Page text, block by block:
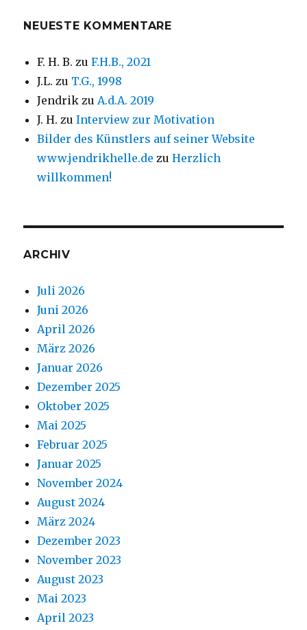
NEUESTE KOMMENTARE
F. H. B. zuF.H.B., 2021
J.L. zu T.G., 1998
Jendrik zu A.d.A. 2019
J. H. zuInterview zur Motivation
Bilder des Künstlers auf seiner Website
www.jendrikhelle.de zuHerzlich
willkommen!
ARCHIV
Juli 2026
Juni 2026
April 2026
März 2026
Januar 2026
Dezember 2025
Oktober 2025
Mai 2025
Februar 2025
Januar 2025
November 2024
August 2024
März 2024
Dezember 2023
November 2023
August 2023
Mai 2023
April 2023